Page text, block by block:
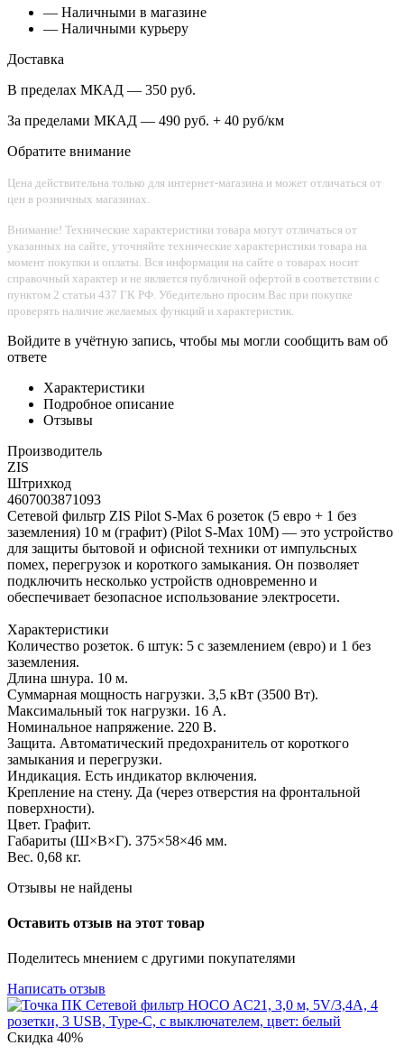
— Наличными в магазине
— Наличными курьеру
Доставка
В пределах МКАД — 350 руб.
За пределами МКАД — 490 руб. + 40 руб/км
Обратите внимание
Цена действительна только для интернет-магазина и может отличаться от
цен в розничных магазинах.
Внимание! Технические характеристики товара могут отличаться от
указанных на сайте, уточняйте технические характеристики товара на
момент покупки и оплаты. Вся информация на сайте о товарах носит
справочный характер и не является публичной офертой в соответствии с
пунктом 2 статьи 437 ГК РФ. Убедительно просим Вас при покупке
проверять наличие желаемых функций и характеристик.
Войдите в учётную запись, чтобы мы могли сообщить вам об
ответе
Характеристики
Подробное описание
Отзывы
Производитель
ZIS
Штрихкод
4607003871093
Сетевой фильтр ZIS Pilot S-Max 6 розеток (5 евро + 1 без
заземления) 10 м (графит) (Pilot S-Max 10M) — это устройство
для защиты бытовой и офисной техники от импульсных
помех, перегрузок и короткого замыкания. Он позволяет
подключить несколько устройств одновременно и
обеспечивает безопасное использование электросети.
Характеристики
Количество розеток. 6 штук: 5 с заземлением (евро) и 1 без
заземления.
Длина шнура. 10 м.
Суммарная мощность нагрузки. 3,5 кВт (3500 Вт).
Максимальный ток нагрузки. 16 А.
Номинальное напряжение. 220 В.
Защита. Автоматический предохранитель от короткого
замыкания и перегрузки.
Индикация. Есть индикатор включения.
Крепление на стену. Да (через отверстия на фронтальной
поверхности).
Цвет. Графит.
Габариты (Ш×В×Г). 375×58×46 мм.
Вес. 0,68 кг.
Отзывы не найдены
Оставить отзыв на этот товар
Поделитесь мнением с другими покупателями
Написать отзыв
Скидка 40%